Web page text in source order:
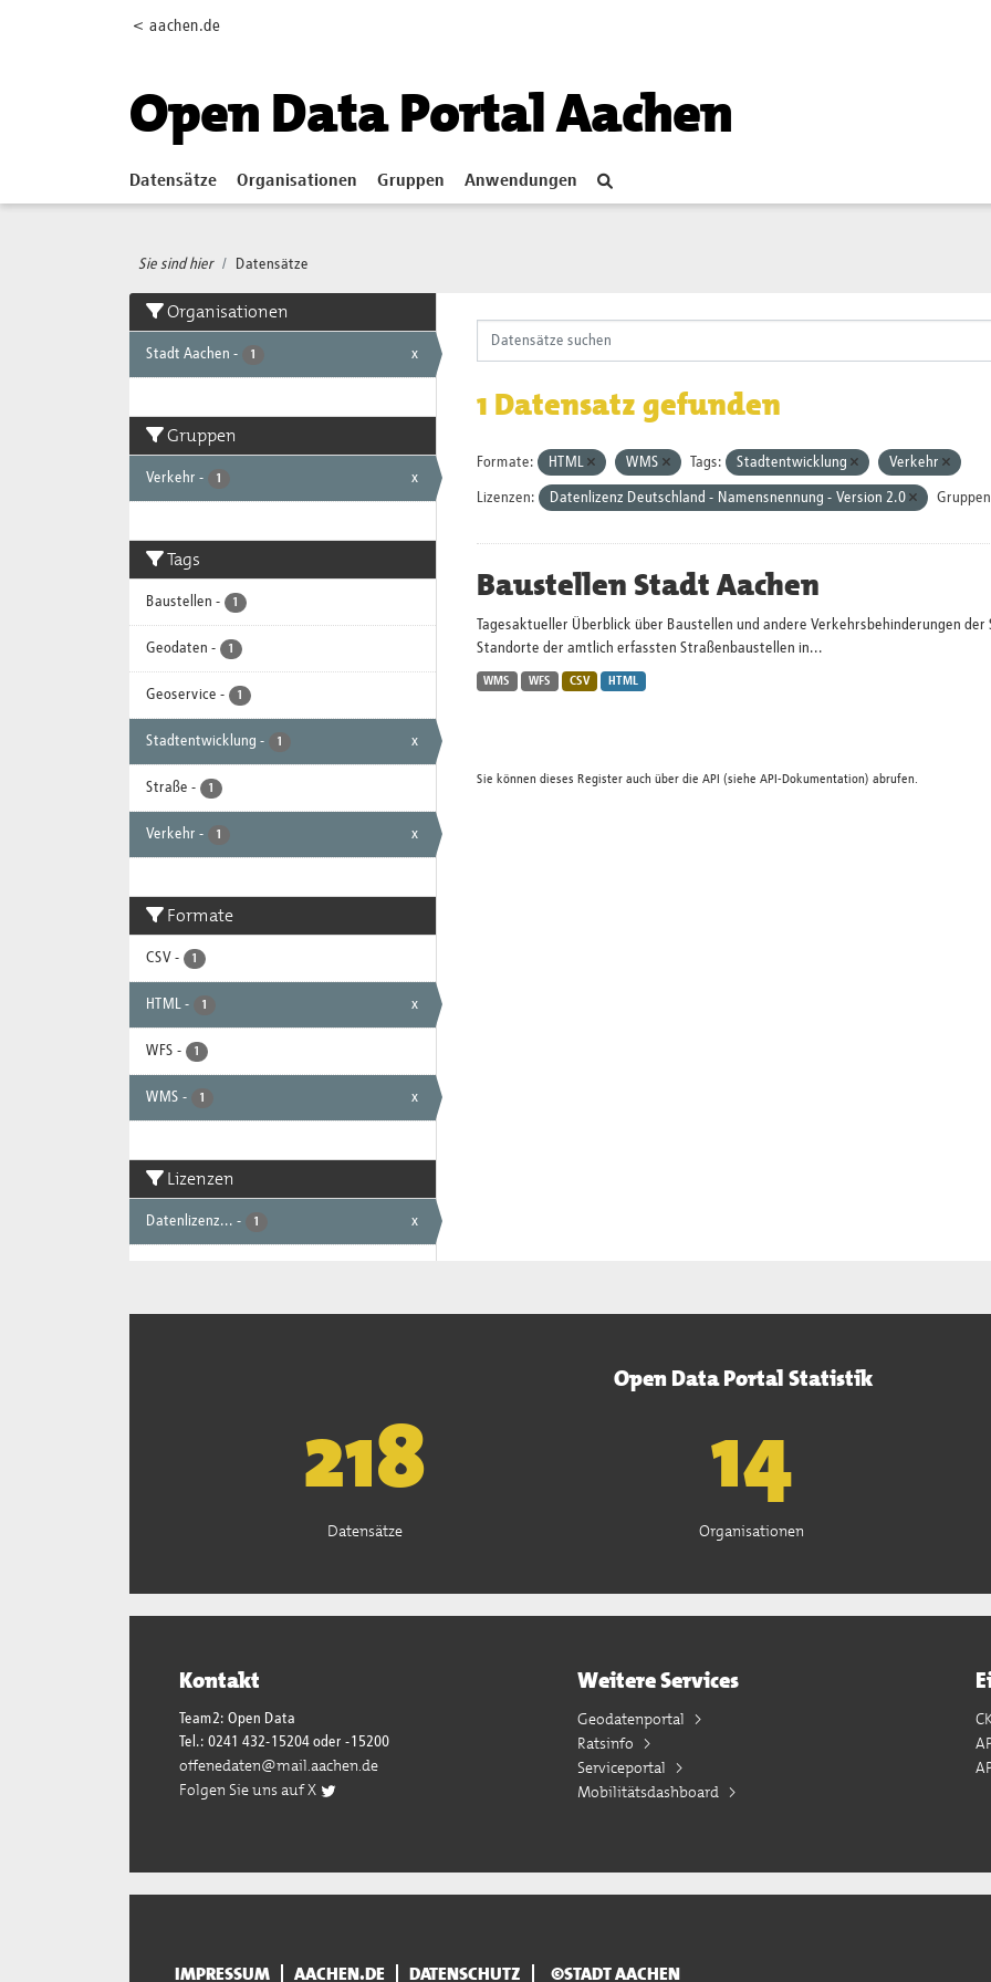
< aachen.de
Open Data Portal Aachen
Datensätze Organisationen Gruppen Anwendungen
Sie sind hier Datensätze
Organisationen
Stadt Aachen - 1 x
Gruppen
Verkehr - 1 x
Tags
Baustellen - 1
Geodaten - 1
Geoservice - 1
Stadtentwicklung - 1 x
Straße - 1
Verkehr - 1 x
Formate
CSV - 1
HTML - 1 x
WFS - 1
WMS - 1 x
Lizenzen
Datenlizenz... - 1 x
1 Datensatz gefunden
Formate: HTML WMS Tags: Stadtentwicklung Verkehr
Lizenzen: Datenlizenz Deutschland - Namensnennung - Version 2.0
Baustellen Stadt Aachen
Tagesaktueller Überblick über Baustellen und andere Verkehrsbehinderungen
Standorte der amtlich erfassten Straßenbaustellen in...
WMS WFS CSV HTML
Sie können dieses Register auch über die API (siehe API-Dokumentation) abrufen.
Open Data Portal Statistik
221
Datensätze
15
Organisationen
Kontakt
Team2: Open Data
Tel.: 0241 432-15204 oder -15200
offenedaten@mail.aachen.de
Folgen Sie uns auf X
Weitere Services
Geodatenportal
Ratsinfo
Serviceportal
Mobilitätsdashboard
IMPRESSUM AACHEN.DE DATENSCHUTZ ©STADT AACHEN